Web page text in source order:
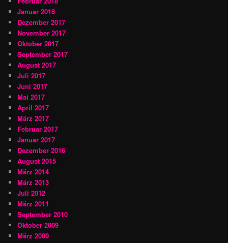
Januar 2018
Dezember 2017
November 2017
Oktober 2017
September 2017
August 2017
Juli 2017
Juni 2017
Mai 2017
April 2017
März 2017
Februar 2017
Januar 2017
Dezember 2016
August 2015
März 2014
März 2013
Juli 2012
März 2011
September 2010
Oktober 2009
März 2009